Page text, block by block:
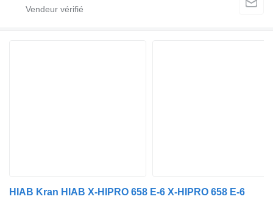
HIAB Kran HIAB X-HIPRO 658 E-6 X-HIPRO 658 E-6